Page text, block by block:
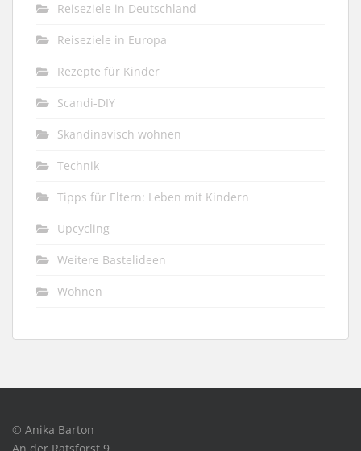
Reiseziele in Deutschland
Reiseziele in Europa
Rezepte für Kinder
Scandi-DIY
Skandinavisch wohnen
Technik
Tipps für Eltern: Leben mit Kindern
Upcycling
Weitere Bastelideen
Wohnen
© Anika Barton